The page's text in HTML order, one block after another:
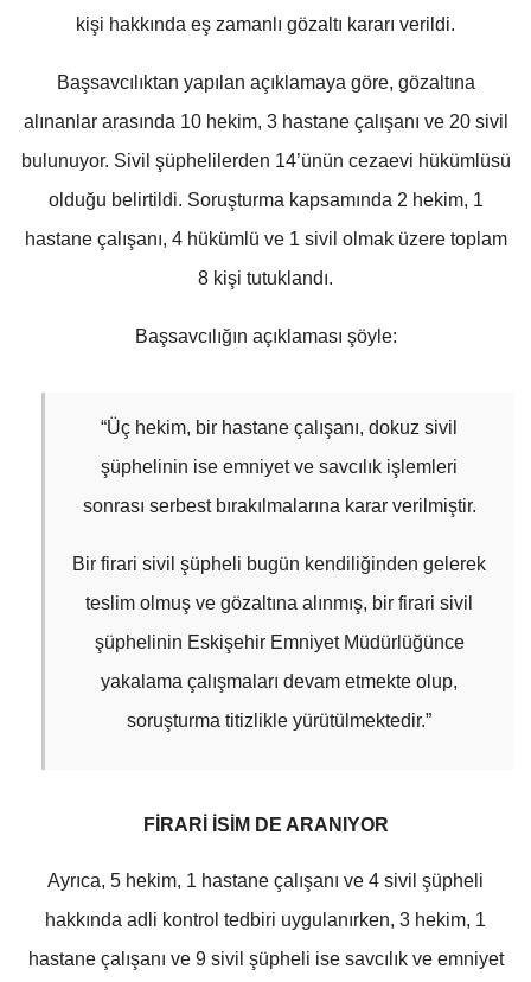
kişi hakkında eş zamanlı gözaltı kararı verildi.
Başsavcılıktan yapılan açıklamaya göre, gözaltına
alınanlar arasında 10 hekim, 3 hastane çalışanı ve 20 sivil
bulunuyor. Sivil şüphelilerden 14’ünün cezaevi hükümlüsü
olduğu belirtildi. Soruşturma kapsamında 2 hekim, 1
hastane çalışanı, 4 hükümlü ve 1 sivil olmak üzere toplam
8 kişi tutuklandı.
Başsavcılığın açıklaması şöyle:
“Üç hekim, bir hastane çalışanı, dokuz sivil
şüphelinin ise emniyet ve savcılık işlemleri
sonrası serbest bırakılmalarına karar verilmiştir.
Bir firari sivil şüpheli bugün kendiliğinden gelerek
teslim olmuş ve gözaltına alınmış, bir firari sivil
şüphelinin Eskişehir Emniyet Müdürlüğünce
yakalama çalışmaları devam etmekte olup,
soruşturma titizlikle yürütülmektedir.”
FİRARİ İSİM DE ARANIYOR
Ayrıca, 5 hekim, 1 hastane çalışanı ve 4 sivil şüpheli
hakkında adli kontrol tedbiri uygulanırken, 3 hekim, 1
hastane çalışanı ve 9 sivil şüpheli ise savcılık ve emniyet